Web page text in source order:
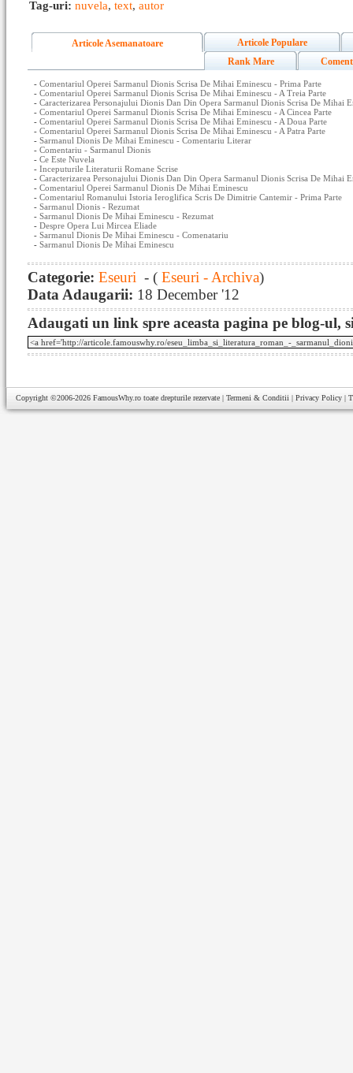
Tag-uri: nuvela, text, autor
Articole Asemanatoare
Articole Populare
Rank Mare
- Comentariul Operei Sarmanul Dionis Scrisa De Mihai Eminescu - Prima Parte
- Comentariul Operei Sarmanul Dionis Scrisa De Mihai Eminescu - A Treia Parte
- Caracterizarea Personajului Dionis Dan Din Opera Sarmanul Dionis Scrisa De Mihai
- Comentariul Operei Sarmanul Dionis Scrisa De Mihai Eminescu - A Cincea Parte
- Comentariul Operei Sarmanul Dionis Scrisa De Mihai Eminescu - A Doua Parte
- Comentariul Operei Sarmanul Dionis Scrisa De Mihai Eminescu - A Patra Parte
- Sarmanul Dionis De Mihai Eminescu - Comentariu Literar
- Comentariu - Sarmanul Dionis
- Ce Este Nuvela
- Inceputurile Literaturii Romane Scrise
- Caracterizarea Personajului Dionis Dan Din Opera Sarmanul Dionis Scrisa De Mihai
- Comentariul Operei Sarmanul Dionis De Mihai Eminescu
- Comentariul Romanului Istoria Ieroglifica Scris De Dimitrie Cantemir - Prima Parte
- Sarmanul Dionis - Rezumat
- Sarmanul Dionis De Mihai Eminescu - Rezumat
- Despre Opera Lui Mircea Eliade
- Sarmanul Dionis De Mihai Eminescu - Comenatariu
- Sarmanul Dionis De Mihai Eminescu
Categorie: Eseuri - ( Eseuri - Archiva)
Data Adaugarii: 18 December '12
Adaugati un link spre aceasta pagina pe blog-ul,
Copyright ©2006-2026 FamousWhy.ro toate drepturile rezervate | Termeni & Conditii | Privacy Policy |